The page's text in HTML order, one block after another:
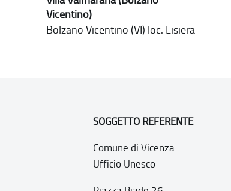
Vicentino)
Bolzano Vicentino (VI) loc. Lisiera
SOGGETTO REFERENTE
Comune di Vicenza
Ufficio Unesco